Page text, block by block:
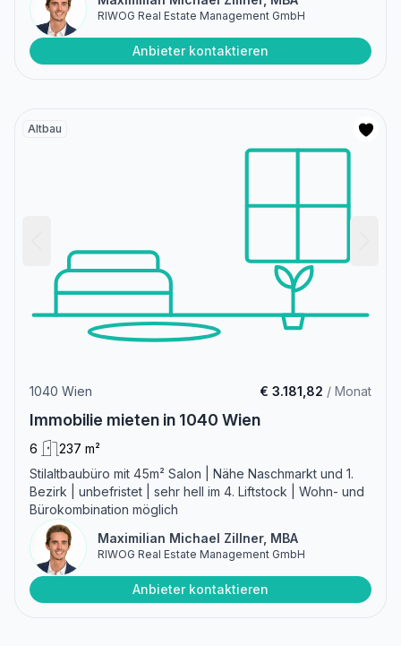
RIWOG Real Estate Management GmbH
Anbieter kontaktieren
Altbau
1040 Wien € 3.181,82 / Monat
Immobilie mieten in 1040 Wien
6
237 m²
Stilaltbaubüro mit 45m² Salon | Nähe Naschmarkt und 1.
Bezirk | unbefristet | sehr hell im 4. Liftstock | Wohn- und
Bürokombination möglich
Maximilian Michael Zillner, MBA
RIWOG Real Estate Management GmbH
Anbieter kontaktieren